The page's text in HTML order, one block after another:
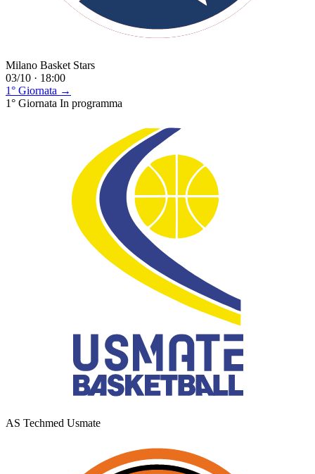
Milano Basket Stars
03/10 · 18:00
1° Giornata →
1° Giornata In programma
AS Techmed Usmate